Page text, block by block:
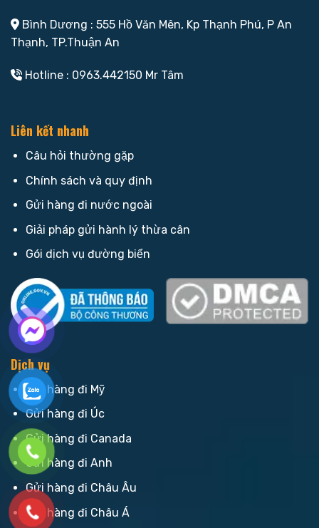
Bình Dương : 555 Hồ Văn Mên, Kp Thạnh Phú, P An
Thạnh, TP.Thuận An
Hotline : 0963.442150 Mr Tâm
Liên kết nhanh
Câu hỏi thường gặp
Chính sách và quy định
Gửi hàng đi nước ngoài
Giải pháp gửi hành lý thừa cân
Gói dịch vụ đường biển
Dịch vụ
Gửi hàng đi Mỹ
Gửi hàng đi Úc
Gửi hàng đi Canada
Gửi hàng đi Anh
Gửi hàng đi Châu Âu
Gửi hàng đi Châu Á